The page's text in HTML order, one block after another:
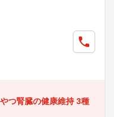
つ腎臓の健康維持 3種